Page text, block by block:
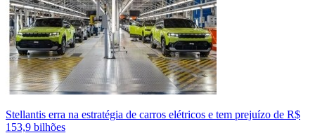
Stellantis erra na estratégia de carros elétricos e tem prejuízo de R$
153,9 bilhões